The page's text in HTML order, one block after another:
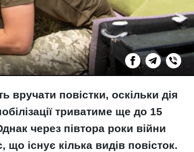
вручати повістки, оскільки дія
триватиме ще до 15
через півтора роки війни
що існує кілька видів повісток.